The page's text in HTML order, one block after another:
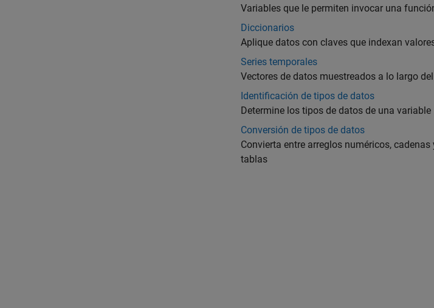
Variables que le permiten invocar una
Diccionarios
Aplique datos con claves que indexan
Series temporales
Vectores de datos muestreados a lo largo
Identificación de tipos de datos
Determine los tipos de datos de una variable
Conversión de tipos de datos
Convierta entre arreglos numéricos,
tablas